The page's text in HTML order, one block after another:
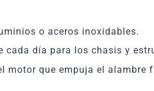
o aceros inoxidables.
cada día para los chasis y
motor que empuja el alambre